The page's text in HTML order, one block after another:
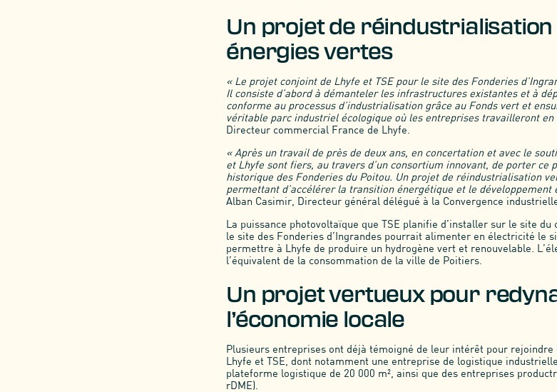
Un projet de
énergies vertes
« Le projet conjoint de Lhyfe et TSE pour le site des Fonderies
Il consiste d’abord à démanteler les infrastructures existantes et à
conforme au processus d’industrialisation grâce au Fonds vert et
véritable parc industriel écologique où les entreprises travailleront en
Directeur commercial France de Lhyfe.
« Après un travail de près de deux ans, en concertation et avec le
et Lhyfe sont fiers, au travers d’un consortium innovant, de porter ce
historique des Fonderies du Poitou. Un projet de réindustrialisation
permettant d’accélérer la transition énergétique et le
Alban Casimir, Directeur général délégué à la Convergence industrielle
La puissance photovoltaïque que TSE planifie d’installer sur le site
le site des Fonderies d’Ingrandes pourrait alimenter en électricité le
permettre à Lhyfe de produire un hydrogène vert et renouvelable.
l’équivalent de la consommation de la ville de Poitiers.
Un projet vertueux pour
l’économie locale
Plusieurs entreprises ont déjà témoigné de leur intérêt pour rejoindre
Lhyfe et TSE, dont notamment une entreprise de logistique
plateforme logistique de 20 000 m², ainsi que des entreprises
rDME).